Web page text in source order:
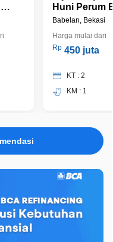
Huni Perum
Babelan
Babelan, Bekasi
Harga mulai dari
Rp 450 juta
KT : 2
KM : 1